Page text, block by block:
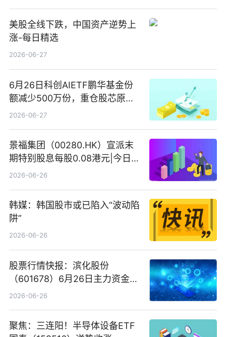
美股全线下跌，中国资产逆势上
涨-每日精选
2026-06-27
6月26日科创AIETF鹏华基金份
额减少500万份，重仓股芯原股
份、寒武纪、澜起科技 观速讯
2026-06-27
景福集团（00280.HK）宣派末
期特别股息每股0.08港元|今日快
看
2026-06-26
韩媒：韩国股市或已陷入“波动陷
阱”
2026-06-26
股票行情快报：滨化股份
（601678）6月26日主力资金净
卖出5964.34万元
2026-06-26
聚焦：三连阳！半导体设备ETF